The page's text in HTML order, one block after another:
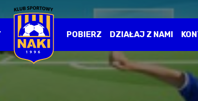
POBIERZ DZIAŁAJ Z NAMI